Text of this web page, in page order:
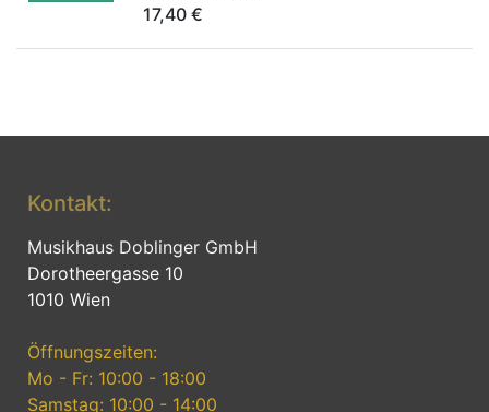
17,40 €
Kontakt:
Musikhaus Doblinger GmbH
Dorotheergasse 10
1010 Wien
Öffnungszeiten:
Mo - Fr: 10:00 - 18:00
Samstag: 10:00 - 14:00